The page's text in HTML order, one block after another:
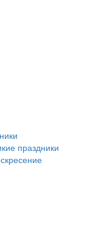
праздники